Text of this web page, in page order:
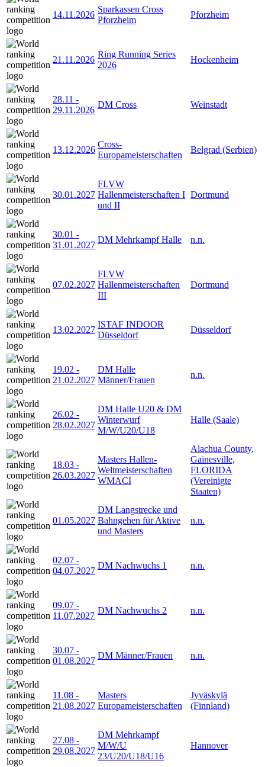
14.11.2026
Sparkassen Cross
Pforzheim
Pforzheim
21.11.2026
Ring Running Series
2026
Hockenheim
28.11 -
29.11.2026
DM Cross Weinstadt
13.12.2026
Cross-
Europameisterschaften
Belgrad (Serbien)
30.01.2027
FLVW
Hallenmeisterschaften I
und II
Dortmund
30.01 -
31.01.2027
DM Mehrkampf Halle n.n.
07.02.2027
FLVW
Hallenmeisterschaften
III
Dortmund
13.02.2027
ISTAF INDOOR
Düsseldorf
Düsseldorf
19.02 -
21.02.2027
DM Halle
Männer/Frauen
n.n.
26.02 -
28.02.2027
DM Halle U20 & DM
Winterwurf
M/W/U20/U18
Halle (Saale)
18.03 -
26.03.2027
Masters Hallen-
Weltmeisterschaften
WMACI
Alachua County,
Gainesville,
FLORIDA
(Vereinigte
Staaten)
01.05.2027
DM Langstrecke und
Bahngehen für Aktive
und Masters
n.n.
02.07 -
04.07.2027
DM Nachwuchs 1 n.n.
09.07 -
11.07.2027
DM Nachwuchs 2 n.n.
30.07 -
01.08.2027
DM Männer/Frauen n.n.
11.08 -
21.08.2027
Masters
Europameisterschaften
Jyväskylä
(Finnland)
27.08 -
29.08.2027
DM Mehrkampf
M/W/U
23/U20/U18/U16
Hannover